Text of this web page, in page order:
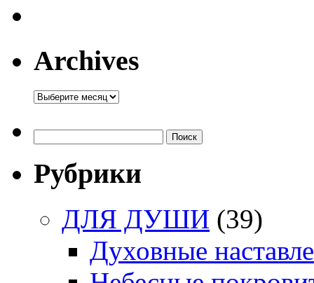
Archives
Archives
Рубрики
ДЛЯ ДУШИ (39)
Духовные